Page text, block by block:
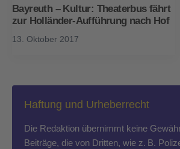
Bayreuth – Kultur: Theaterbus fährt
zur Holländer-Aufführung nach Hof
13. Oktober 2017
Haftung und Urheberrecht
Die Redaktion übernimmt keine
Beiträge, die von Dritten, wie z. B.